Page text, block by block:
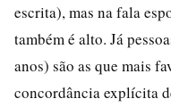
escrita), mas na fala
também é alto. Já
anos) são as que mais
concordância explícita